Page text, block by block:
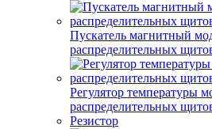
Пускатель магнитный
распределительных
Регулятор температуры
распределительных
Резистор